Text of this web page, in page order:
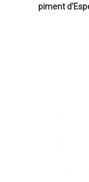
piment